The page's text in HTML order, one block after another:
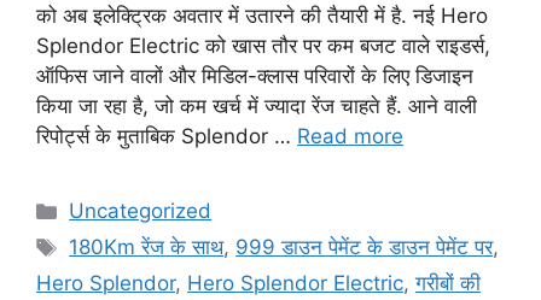
को अब इलेक्ट्रिक अवतार में उतारने की तैयारी में है. नई Hero
Splendor Electric को खास तौर पर कम बजट वाले राइडर्स,
ऑफिस जाने वालों और मिडिल-क्लास परिवारों के लिए डिजाइन
किया जा रहा है, जो कम खर्च में ज्यादा रेंज चाहते हैं. आने वाली
रिपोर्ट्स के मुताबिक Splendor … Read more
Categories
Uncategorized
Tags
180Km रेंज के साथ, 999 डाउन पेमेंट के डाउन पेमेंट पर,
Hero Splendor, Hero Splendor Electric,गरीबों की